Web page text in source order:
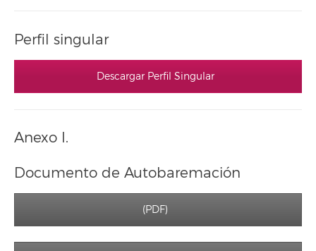
Perfil singular
Descargar Perfil Singular
Anexo I.
Documento de Autobaremación
(PDF)